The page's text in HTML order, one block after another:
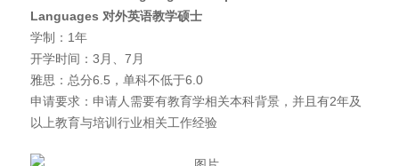
Languages 对外英语教学硕士
学制：1年
开学时间：3月、7月
雅思：总分6.5，单科不低于6.0
申请要求：申请人需要有教育学相关本科背景，并且有2年及
以上教育与培训行业相关工作经验